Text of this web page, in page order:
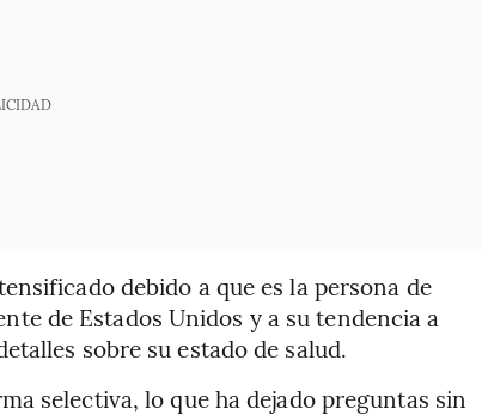
debido a que es la persona de
de Estados Unidos y a su tendencia a
sobre su estado de salud.
selectiva, lo que ha dejado preguntas sin